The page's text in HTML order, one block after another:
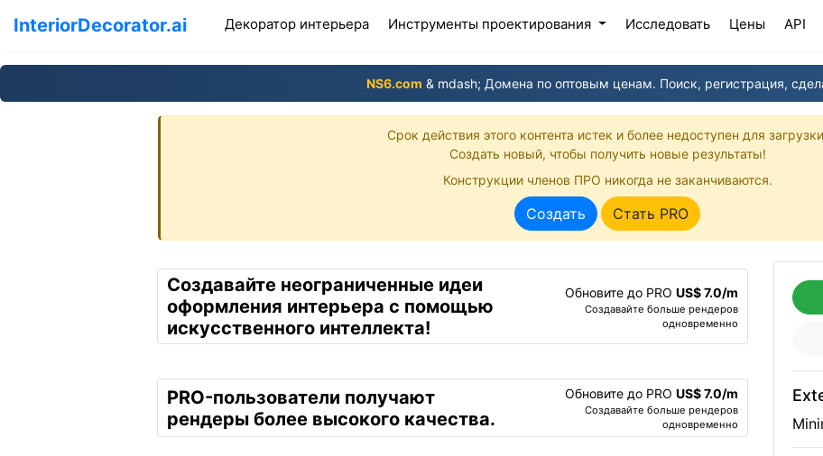
InteriorDecorator.ai Декоратор интерьера(current)
Инструменты проектирования Исследовать Цены API
NS6.com & mdash; Домена по оптовым ценам. Поиск, регистрация,
Срок действия этого контента истек и более недоступен для
Создать новый, чтобы получить новые результаты!
Конструкции членов ПРО никогда не заканчиваются.
Создать Стать PRO
Создавайте неограниченные идеи
оформления интерьера с помощью
искусственного интеллекта!
Обновите до PRO US$ 7.0/m
Создавайте больше рендеров
одновременно
PRO-пользователи получают
рендеры более высокого качества.
Обновите до PRO US$ 7.0/m
Создавайте больше рендеров
одновременно